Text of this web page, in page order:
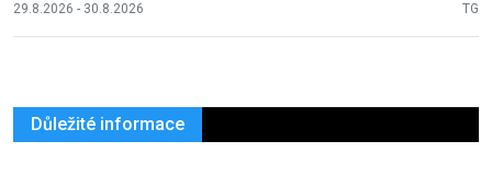
29.8.2026 - 30.8.2026 TG
Důležité informace